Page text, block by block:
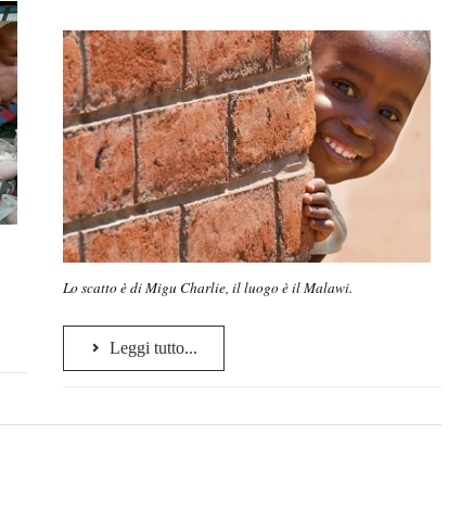
Lo scatto è di Migu Charlie, il luogo è il Malawi.
Leggi tutto...